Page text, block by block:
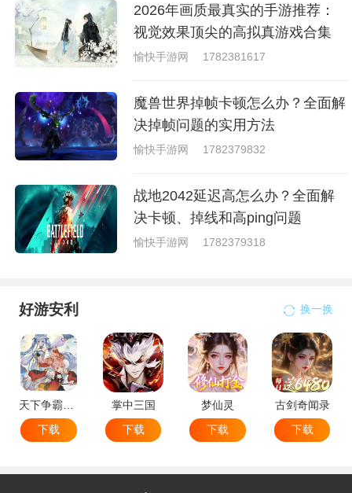
2026年画质最真实的手游推荐：
视觉效果顶尖的高拟真游戏合集
愉快手游网 1782381617
魔兽世界掉帧卡顿怎么办？全面解
决掉帧问题的实用方法
愉快手游网 1782379832
战地2042延迟高怎么办？全面解
决卡顿、掉线和高ping问题
愉快手游网 1782379318
好游安利 换一换
天下争霸三国志
下载
掌中三国
下载
梦仙灵
下载
古剑奇闻录
下载